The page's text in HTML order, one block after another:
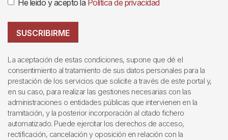
He leído y acepto la Política de privacidad
SUSCRIBIRME
La aceptación de estas condiciones, supone que dé el
consentimiento al tratamiento de sus datos personales para la
prestación de los servicios que solicite a través de este portal y,
en su caso, para realizar las gestiones necesarias con las
administraciones o entidades públicas que intervienen en la
tramitación, y la posterior incorporación al citado fichero
automatizado. Puede ejercitar los derechos de acceso,
rectificación, cancelación y oposición en relación con la